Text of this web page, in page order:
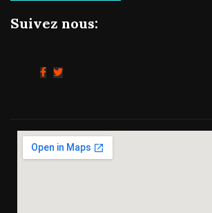
Suivez nous: